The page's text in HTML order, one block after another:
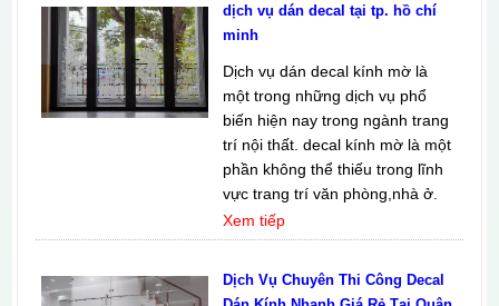
dịch vụ dán decal tại tp. hồ chí
minh
Dịch vụ dán decal kính mờ là
một trong những dịch vụ phổ
biến hiện nay trong ngành trang
trí nội thất. decal kính mờ là một
phần không thể thiếu trong lĩnh
vực trang trí văn phòng,nhà ở.
Xem tiếp
Dịch Vụ Chuyên Thi Công Decal